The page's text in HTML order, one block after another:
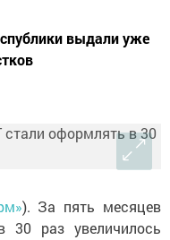
выдали уже
). За пять месяцев
30 раз увеличилось